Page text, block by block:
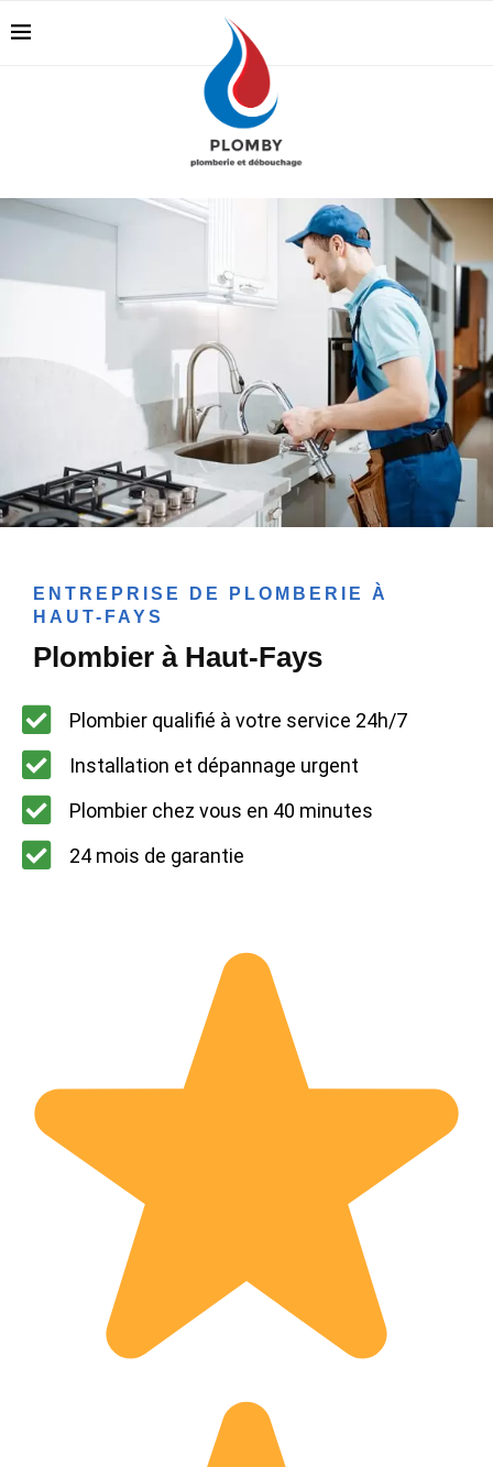
ENTREPRISE DE PLOMBERIE À
HAUT-FAYS
Plombier à Haut-Fays
Plombier qualifié à votre service 24h/7
Installation et dépannage urgent
Plombier chez vous en 40 minutes
24 mois de garantie